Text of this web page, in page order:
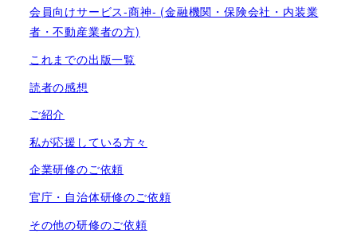
会員向けサービス-商神- (金融機関・保険会社・内装業
者・不動産業者の方)
これまでの出版一覧
読者の感想
ご紹介
私が応援している方々
企業研修のご依頼
官庁・自治体研修のご依頼
その他の研修のご依頼